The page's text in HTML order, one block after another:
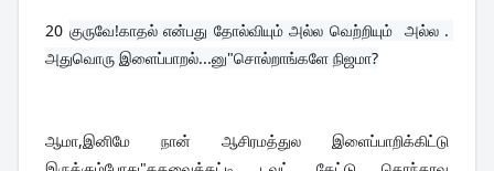
20 குருவே!காதல் என்பது தோல்வியும் அல்ல வெற்றியும்  அல்ல .
அதுவொரு இளைப்பாறல்...னு"சொல்றாங்களே நிஜமா?
ஆமா,இனிமே நான் ஆசிரமத்துல இளைப்பாறிக்கிட்டு